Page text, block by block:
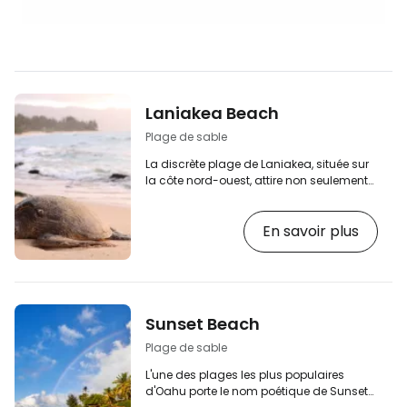
Laniakea Beach
Plage de sable
La discrète plage de Laniakea, située sur
la côte nord-ouest, attire non seulement
de sable blanc et fin. L'attraction
principale est la pointe nord de la plage,
où des tortues géantes apparaissent
vers midi, lorsque vous avez le plus de
chances de les…
En savoir plus
Sunset Beach
Plage de sable
L'une des plages les plus populaires
d'Oahu porte le nom poétique de Sunset